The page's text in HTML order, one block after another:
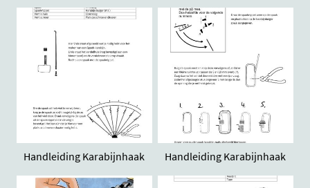
Handleiding Karabijnhaak Handleiding Karabijnhaak